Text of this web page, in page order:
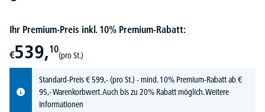
Ihr Premium-Preis inkl. 10% Premium-Rabatt:
€539,10
(pro St.)
Standard-Preis€ 599,-(pro St.) - mind. 10% Premium-Rabatt ab €
95,- Warenkorbwert. Auch bis zu 20% Rabatt möglich.Weitere
Informationen